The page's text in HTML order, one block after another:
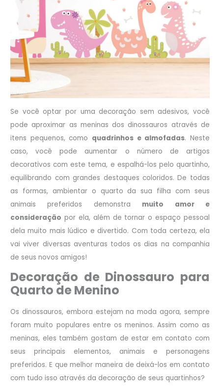
Se você optar por uma decoração sem adesivos, você
pode aproximar as meninas dos dinossauros através de
itens pequenos, como quadrinhos e almofadas. Neste
caso, você pode aumentar o número de artigos
decorativos com este tema, e espalhá-los pelo quartinho,
equilibrando com grandes destaques coloridos. De todas
as formas, ambientar o quarto da sua filha com seus
animais preferidos demonstra muito amor e
consideração por ela, além de tornar o espaço pessoal
dela muito mais lúdico e divertido. Com toda certeza, ela
vai viver diversas aventuras todos os dias na companhia
de seus novos amigos!
Decoração de Dinossauro para
Quarto de Menino
Os dinossauros, embora estejam na moda agora, sempre
foram muito populares entre os meninos. Assim como as
meninas, eles também gostam de estar em contato com
seus principais elementos, animais e personagens
preferidos. E que melhor maneira de deixá-los em contato
com tudo isso através da decoração de seus quartinhos?